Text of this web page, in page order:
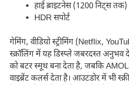
हाई ब्राइटनेस (1200 निट्स तक)
HDR सपोर्ट
गेमिंग, वीडियो स्ट्रीमिंग (Netflix,
स्क्रॉलिंग में यह डिस्प्ले जबरदस्त अनुभव
को बटर स्मूथ बना देता है, जबकि
वाइब्रेंट कलर्स देता है। आउटडोर में भी